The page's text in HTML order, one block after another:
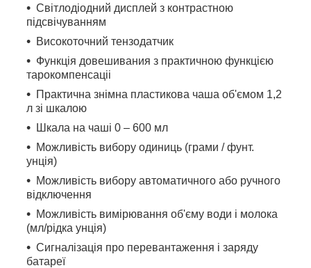
Світлодіодний дисплей з контрастною
підсвічуванням
Високоточний тензодатчик
Функція довешивания з практичною функцією
тарокомпенсаціі
Практична знімна пластикова чаша об'ємом 1,2
л зі шкалою
Шкала на чаші 0 – 600 мл
Можливість вибору одиниць (грами / фунт.
унція)
Можливість вибору автоматичного або ручного
відключення
Можливість вимірювання об'єму води і молока
(мл/рідка унція)
Сигналізація про перевантаження і заряду
батареї